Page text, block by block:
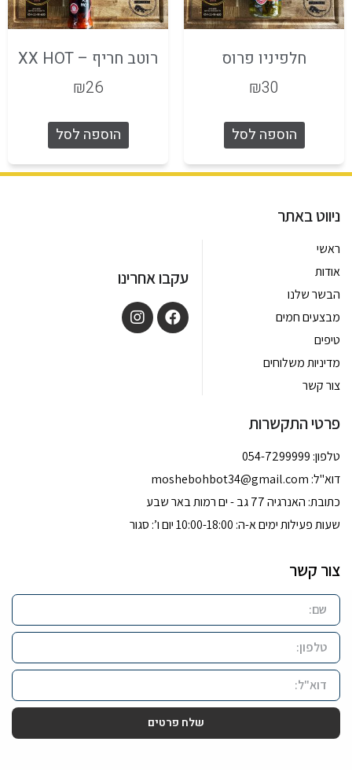
חלפיניו פרוס
₪30
הוספה לסל
רוטב חריף – XX HOT
₪26
הוספה לסל
ניווט באתר
ראשי
אודות
הבשר שלנו
מבצעים חמים
טיפים
מדיניות משלוחים
צור קשר
עקבו אחרינו
פרטי התקשרות
טלפון: 054-7299999
דוא''ל: moshebohbot34@gmail.com
כתובת: האנרגיה 77 גב - ים רמות באר שבע
שעות פעילות ימים א-ה: 10:00-18:00 יום ו’: סגור
צור קשר
שלח פרטים